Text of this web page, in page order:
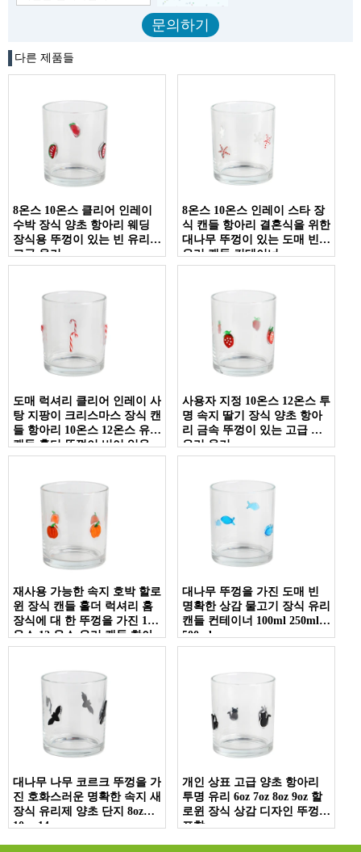
다른 제품들
8온스 10온스 클리어 인레이
수박 장식 양초 항아리 웨딩
장식용 뚜껑이 있는 빈 유리
고급 용기
8온스 10온스 인레이 스타 장
식 캔들 항아리 결혼식을 위한
대나무 뚜껑이 있는 도매 빈
유리 캔들 컨테이너
도매 럭셔리 클리어 인레이 사
탕 지팡이 크리스마스 장식 캔
들 항아리 10온스 12온스 유리
캔들 홀더 뚜껑이 비어 있음
사용자 지정 10온스 12온스 투
명 속지 딸기 장식 양초 항아
리 금속 뚜껑이 있는 고급 빈
유리 용기
재사용 가능한 속지 호박 할로
윈 장식 캔들 홀더 럭셔리 홈
장식에 대 한 뚜껑을 가진 10
온스 12 온스 유리 캔들 항아
리
대나무 뚜껑을 가진 도매 빈
명확한 상감 물고기 장식 유리
캔들 컨테이너 100ml 250ml
500ml
대나무 나무 코르크 뚜껑을 가
진 호화스러운 명확한 속지 새
장식 유리제 양초 단지 8oz
10oz 14oz
개인 상표 고급 양초 항아리
투명 유리 6oz 7oz 8oz 9oz 할
로윈 장식 상감 디자인 뚜껑
포함